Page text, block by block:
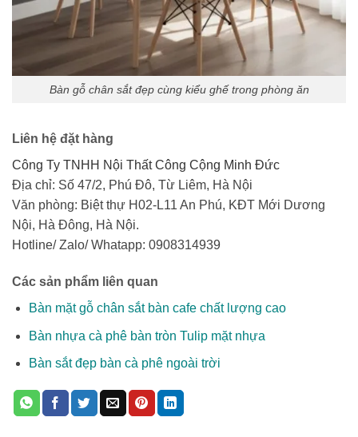
Bàn gỗ chân sắt đẹp cùng kiểu ghế trong phòng ăn
Liên hệ đặt hàng
Công Ty TNHH Nội Thất Công Cộng Minh Đức
Địa chỉ: Số 47/2, Phú Đô, Từ Liêm, Hà Nội
Văn phòng: Biệt thự H02-L11 An Phú, KĐT Mới Dương
Nội, Hà Đông, Hà Nội.
Hotline/ Zalo/ Whatapp: 0908314939
Các sản phẩm liên quan
Bàn mặt gỗ chân sắt bàn cafe chất lượng cao
Bàn nhựa cà phê bàn tròn Tulip mặt nhựa
Bàn sắt đẹp bàn cà phê ngoài trời